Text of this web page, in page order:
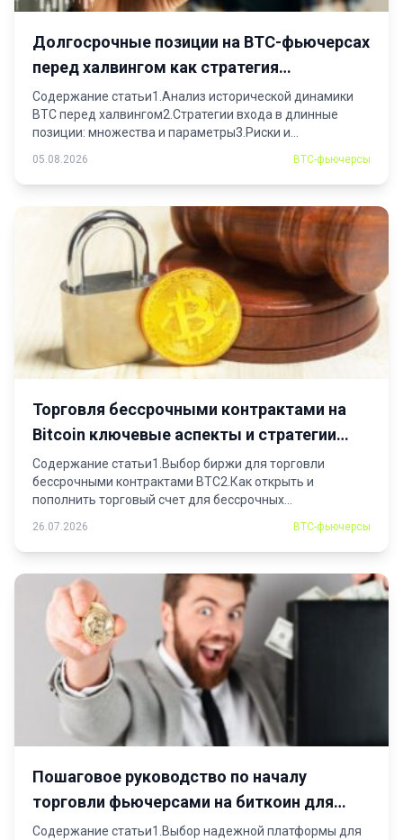
Долгосрочные позиции на BTC-фьючерсах
перед халвингом как стратегия
инвестирования
Содержание статьи1.Анализ исторической динамики
BTC перед халвингом2.Стратегии входа в длинные
позиции: множества и параметры3.Риски и...
05.08.2026 BTC-фьючерсы
Торговля бессрочными контрактами на
Bitcoin ключевые аспекты и стратегии
успешной торговли
Содержание статьи1.Выбор биржи для торговли
бессрочными контрактами BTC2.Как открыть и
пополнить торговый счет для бессрочных...
26.07.2026 BTC-фьючерсы
Пошаговое руководство по началу
торговли фьючерсами на биткоин для
новичков
Содержание статьи1.Выбор надежной платформы для